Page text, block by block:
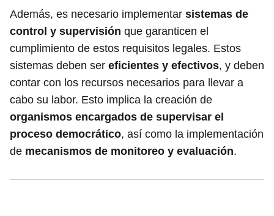
Además, es necesario implementar sistemas de
control y supervisión que garanticen el
cumplimiento de estos requisitos legales. Estos
sistemas deben ser eficientes y efectivos, y deben
contar con los recursos necesarios para llevar a
cabo su labor. Esto implica la creación de
organismos encargados de supervisar el
proceso democrático, así como la implementación
de mecanismos de monitoreo y evaluación.